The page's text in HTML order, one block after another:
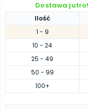
Ilość
1 - 9
10 - 24
25 - 49
50 - 99
100+
Dostawa jutro!